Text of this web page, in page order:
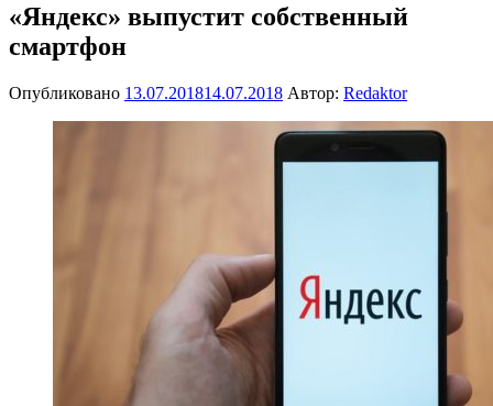
«Яндекс» выпустит собственный
смартфон
Опубликовано 13.07.201814.07.2018 Автор: Redaktor